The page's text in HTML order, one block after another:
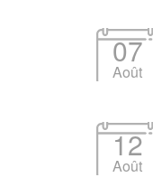
07
Août
12
Août